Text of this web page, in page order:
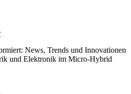
News, Trends und Innovationen
und Elektronik im Micro-Hybrid